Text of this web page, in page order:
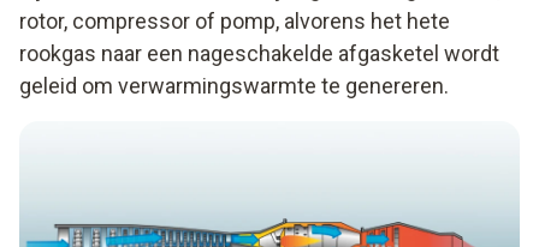
rotor, compressor of pomp, alvorens het hete
rookgas naar een nageschakelde afgasketel wordt
geleid om verwarmingswarmte te genereren.